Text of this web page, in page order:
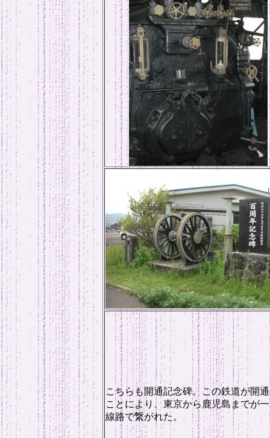
こちらも開通記念碑。この鉄道が開
ことにより、東京から鹿児島までが
線路で繋がれた。